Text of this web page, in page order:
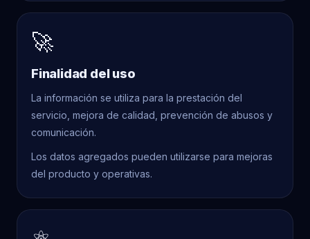
🚀
Finalidad del uso
La información se utiliza para la prestación del
servicio, mejora de calidad, prevención de abusos y
comunicación.
Los datos agregados pueden utilizarse para mejoras
del producto y operativas.